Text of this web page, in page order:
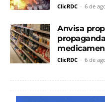
ClicRDC - 6 de
Anvisa
ClicRDC - 6 de